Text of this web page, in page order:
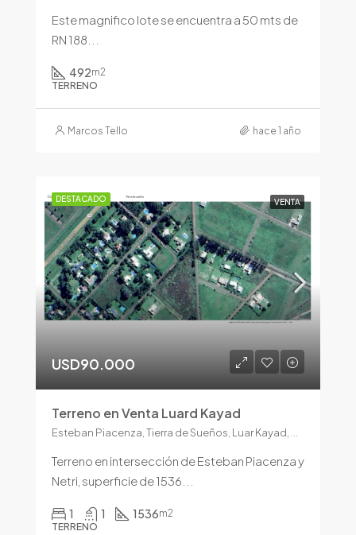
Este magnifico lote se encuentra a 50 mts de
RN 188...
492m2
TERRENO
Marcos Tello hace 1 año
DESTACADO VENTA
USD90.000
Terreno en Venta Luard Kayad
Terreno en intersección de Esteban Piacenza y
Netri, superficie de 1536...
1 1 1536m2
TERRENO